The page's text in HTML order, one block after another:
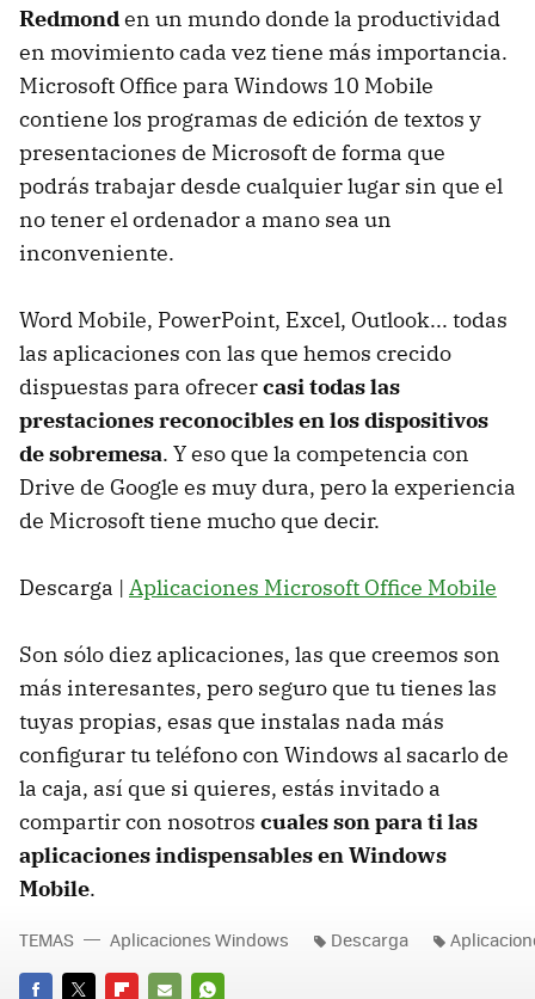
Redmonden un mundo donde la productividad
en movimiento cada vez tiene más importancia.
Microsoft Office para Windows 10 Mobile
contiene los programas de edición de textos y
presentaciones de Microsoft de forma que
podrás trabajar desde cualquier lugar sin que el
no tener el ordenador a mano sea un
inconveniente.
Word Mobile, PowerPoint, Excel, Outlook... todas
las aplicaciones con las que hemos crecido
dispuestas para ofrecercasi todas las
prestaciones reconocibles en los dispositivos
de sobremesa. Y eso que la competencia con
Drive de Google es muy dura, pero la experiencia
de Microsoft tiene mucho que decir.
Descarga | Aplicaciones Microsoft Office Mobile
Son sólo diez aplicaciones, las que creemos son
más interesantes, pero seguro que tu tienes las
tuyas propias, esas que instalas nada más
configurar tu teléfono con Windows al sacarlo de
la caja, así que si quieres, estás invitado a
compartir con nosotros cuales son para ti las
aplicaciones indispensables en Windows
Mobile.
TEMAS Aplicaciones Windows Descarga